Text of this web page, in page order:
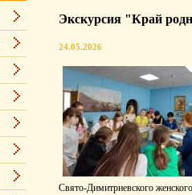
Экскурсия "Край
24.05.2026
Свято-Димитриевского